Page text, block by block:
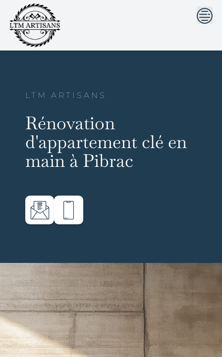
```html```
content
LTM ARTISANS
Rénovation
d'appartement clé en
main à Pibrac